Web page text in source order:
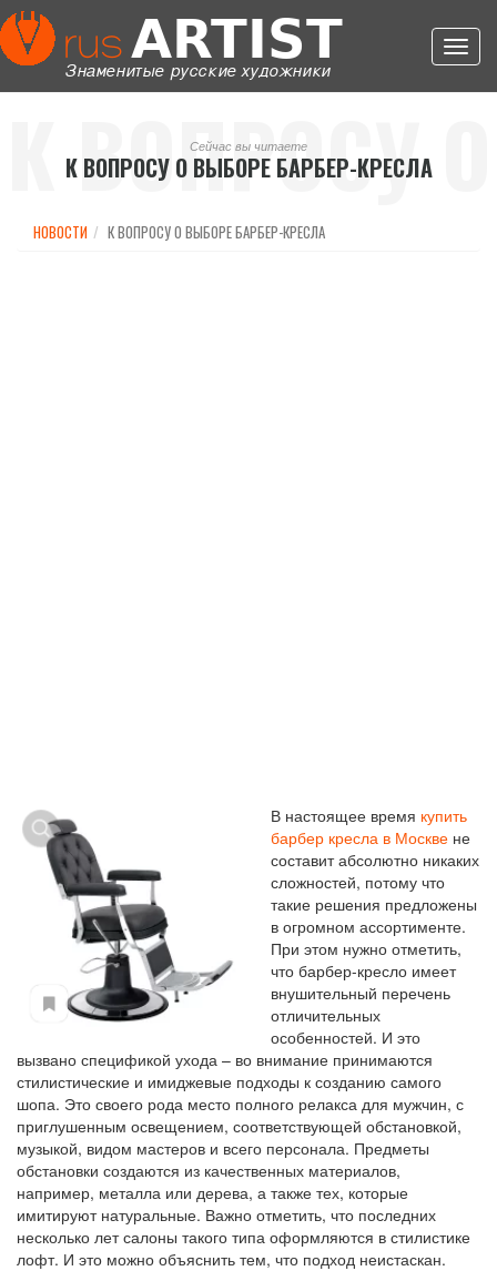
К ВОПРОСУ О
ВЫБОРЕ
Сейчас вы читаете
К ВОПРОСУ О ВЫБОРЕ БАРБЕР-КРЕСЛА
НОВОСТИ К ВОПРОСУ О ВЫБОРЕ БАРБЕР-КРЕСЛА
В настоящее время купить
барбер кресла в Москве не
составит абсолютно никаких
сложностей, потому что
такие решения предложены
в огромном ассортименте.
При этом нужно отметить,
что барбер-кресло имеет
внушительный перечень
отличительных
особенностей. И это
вызвано спецификой ухода – во внимание принимаются
стилистические и имиджевые подходы к созданию самого
шопа. Это своего рода место полного релакса для мужчин, с
приглушенным освещением, соответствующей обстановкой,
музыкой, видом мастеров и всего персонала. Предметы
обстановки создаются из качественных материалов,
например, металла или дерева, а также тех, которые
имитируют натуральные. Важно отметить, что последних
несколько лет салоны такого типа оформляются в стилистике
лофт. И это можно объяснить тем, что подход неистаскан.